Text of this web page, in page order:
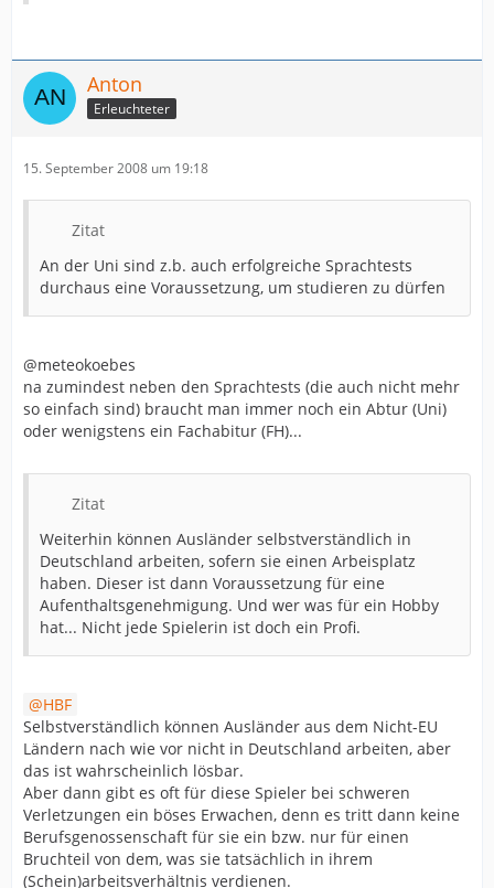
Anton
Erleuchteter
15. September 2008 um 19:18
Zitat
An der Uni sind z.b. auch erfolgreiche Sprachtests
durchaus eine Voraussetzung, um studieren zu dürfen
@meteokoebes
na zumindest neben den Sprachtests (die auch nicht mehr
so einfach sind) braucht man immer noch ein Abtur (Uni)
oder wenigstens ein Fachabitur (FH)...
Zitat
Weiterhin können Ausländer selbstverständlich in
Deutschland arbeiten, sofern sie einen Arbeisplatz
haben. Dieser ist dann Voraussetzung für eine
Aufenthaltsgenehmigung. Und wer was für ein Hobby
hat... Nicht jede Spielerin ist doch ein Profi.
HBF
Selbstverständlich können Ausländer aus dem Nicht-EU
Ländern nach wie vor nicht in Deutschland arbeiten, aber
das ist wahrscheinlich lösbar.
Aber dann gibt es oft für diese Spieler bei schweren
Verletzungen ein böses Erwachen, denn es tritt dann keine
Berufsgenossenschaft für sie ein bzw. nur für einen
Bruchteil von dem, was sie tatsächlich in ihrem
(Schein)arbeitsverhältnis verdienen.